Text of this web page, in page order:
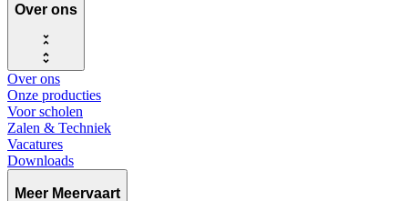
Over ons
Over ons
Onze producties
Voor scholen
Zalen & Techniek
Vacatures
Downloads
Meer Meervaart